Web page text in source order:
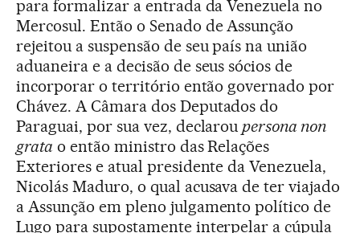
para formalizar a entrada da Venezuela no
Mercosul. Então o Senado de Assunção
rejeitou a suspensão de seu país na união
aduaneira e a decisão de seus sócios de
incorporar o território então governado por
Chávez. A Câmara dos Deputados do
Paraguai, por sua vez, declarou persona non
grata o então ministro das Relações
Exteriores e atual presidente da Venezuela,
Nicolás Maduro, o qual acusava de ter viajado
a Assunção em pleno julgamento político de
Lugo para supostamente interpelar a cúpula